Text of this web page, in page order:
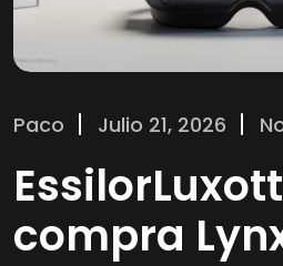
Paco Julio 21, 2026
compra